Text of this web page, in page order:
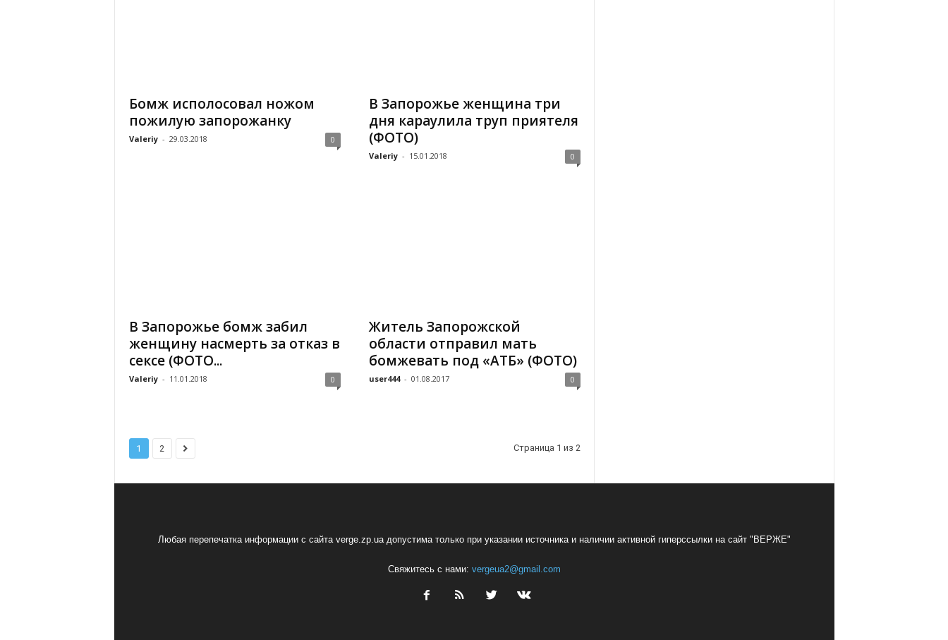
Бомж исполосовал ножом
пожилую запорожанку
Valeriy - 29.03.2018 0
В Запорожье женщина три
дня караулила труп приятеля
(ФОТО)
Valeriy - 15.01.2018 0
В Запорожье бомж забил
женщину насмерть за отказ в
сексе (ФОТО...
Valeriy - 11.01.2018 0
Житель Запорожской
области отправил мать
бомжевать под «АТБ» (ФОТО)
user444 - 01.08.2017 0
1 2 Страница 1 из 2
Любая перепечатка информации с сайта verge.zp.ua допустима только при указании источника и наличии активной гиперссылки на сайт "ВЕРЖЕ"
Свяжитесь с нами: vergeua2@gmail.com